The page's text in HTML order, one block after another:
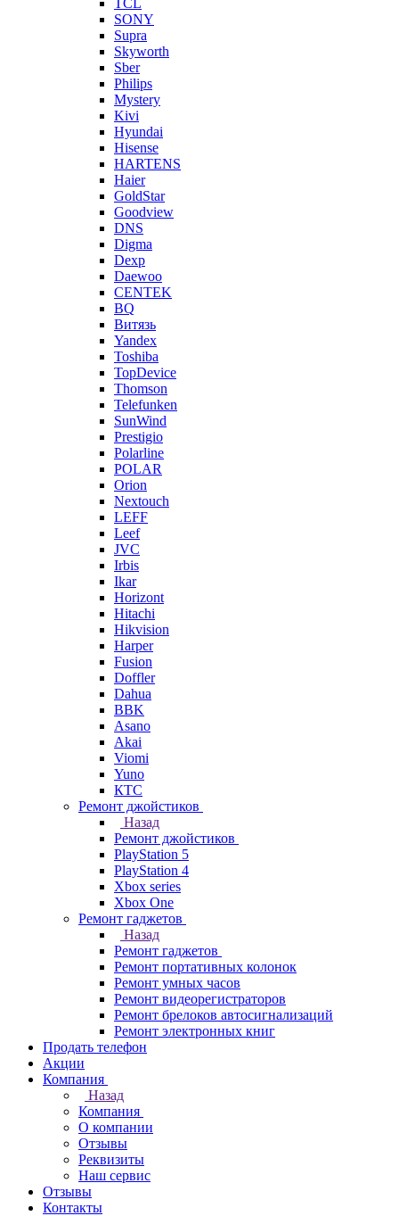
TCL
SONY
Supra
Skyworth
Sber
Philips
Mystery
Kivi
Hyundai
Hisense
HARTENS
Haier
GoldStar
Goodview
DNS
Digma
Dexp
Daewoo
CENTEK
BQ
Витязь
Yandex
Toshiba
TopDevice
Thomson
Telefunken
SunWind
Prestigio
Polarline
POLAR
Orion
Nextouch
LEFF
Leef
JVC
Irbis
Ikar
Horizont
Hitachi
Hikvision
Harper
Fusion
Doffler
Dahua
BBK
Asano
Akai
Viomi
Yuno
КТС
Ремонт джойстиков
Назад
Ремонт джойстиков
PlayStation 5
PlayStation 4
Xbox series
Xbox One
Ремонт гаджетов
Назад
Ремонт гаджетов
Ремонт портативных колонок
Ремонт умных часов
Ремонт видеорегистраторов
Ремонт брелоков автосигнализаций
Ремонт электронных книг
Продать телефон
Акции
Компания
Назад
Компания
О компании
Отзывы
Реквизиты
Наш сервис
Отзывы
Контакты